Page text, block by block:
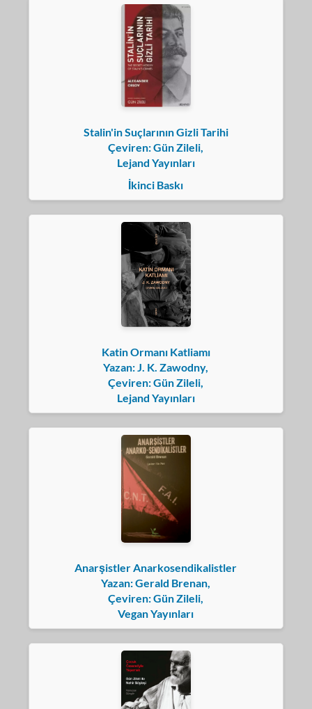
Stalin'in Suçlarının Gizli Tarihi
Çeviren: Gün Zileli,
Lejand Yayınları
İkinci Baskı
Katin Ormanı Katliamı
Yazan: J. K. Zawodny,
Çeviren: Gün Zileli,
Lejand Yayınları
Anarşistler Anarkosendikalistler
Yazan: Gerald Brenan,
Çeviren: Gün Zileli,
Vegan Yayınları